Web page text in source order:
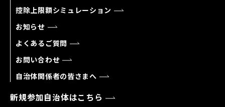
控除上限額シミュレーション
お知らせ
よくあるご質問
お問い合わせ
自治体関係者の皆さまへ
新規参加自治体はこちら